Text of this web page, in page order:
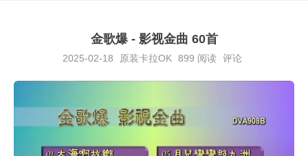
金歌爆 - 影视金曲 60首
2025-02-18 原装卡拉OK 899 阅读 评论